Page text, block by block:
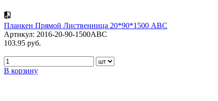
Планкен Прямой Лиственница 20*90*1500 АВС
Артикул: 2016-20-90-1500ABC
103.95 руб.
В корзину